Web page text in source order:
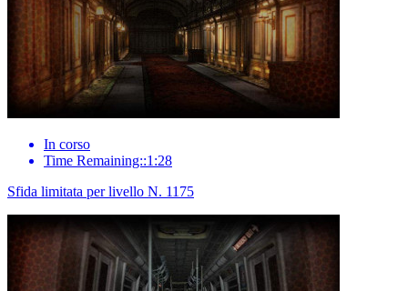
In corso
Time Remaining::1:28
Sfida limitata per livello N. 1175